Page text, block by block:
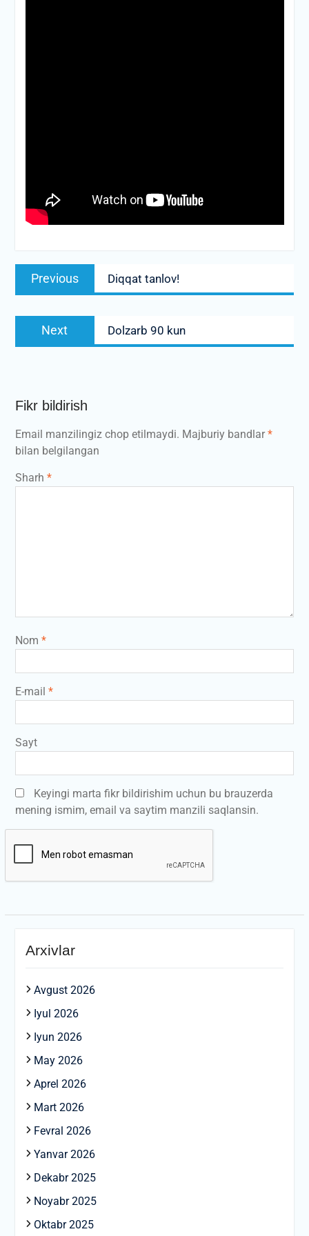
Post
menyusi
Previous
Previous
post:
Diqqat tanlov!
Next
Next
post:
Dolzarb 90 kun
Fikr bildirish
Email manzilingiz chop etilmaydi. Majburiy bandlar*
bilan belgilangan
Sharh *
Nom *
E-mail *
Sayt
Keyingi marta fikr bildirishim uchun bu brauzerda
mening ismim, email va saytim manzili saqlansin.
Arxivlar
Avgust 2026
Iyul 2026
Iyun 2026
May 2026
Aprel 2026
Mart 2026
Fevral 2026
Yanvar 2026
Dekabr 2025
Noyabr 2025
Oktabr 2025